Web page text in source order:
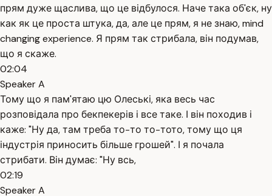
прям дуже щаслива, що це відбулося. Наче така об'єк, ну
как як це проста штука, да, але це прям, я не знаю, mind
changing experience. Я прям так стрибала, він подумав,
що я скаже.
02:04
Speaker A
Тому що я пам'ятаю цю Олеські, яка весь час
розповідала про бекпекерів і все таке. І він походив і
каже: "Ну да, там треба то-то то-тото, тому що ця
індустрія приносить більше грошей". І я почала
стрибати. Він думає: "Ну всь,
02:19
Speaker A